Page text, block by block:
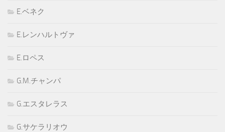
E.ベネク
E.レンハルトヴァ
E.ロペス
G.M.チャンパ
G.エスタレラス
G.サケラリオウ